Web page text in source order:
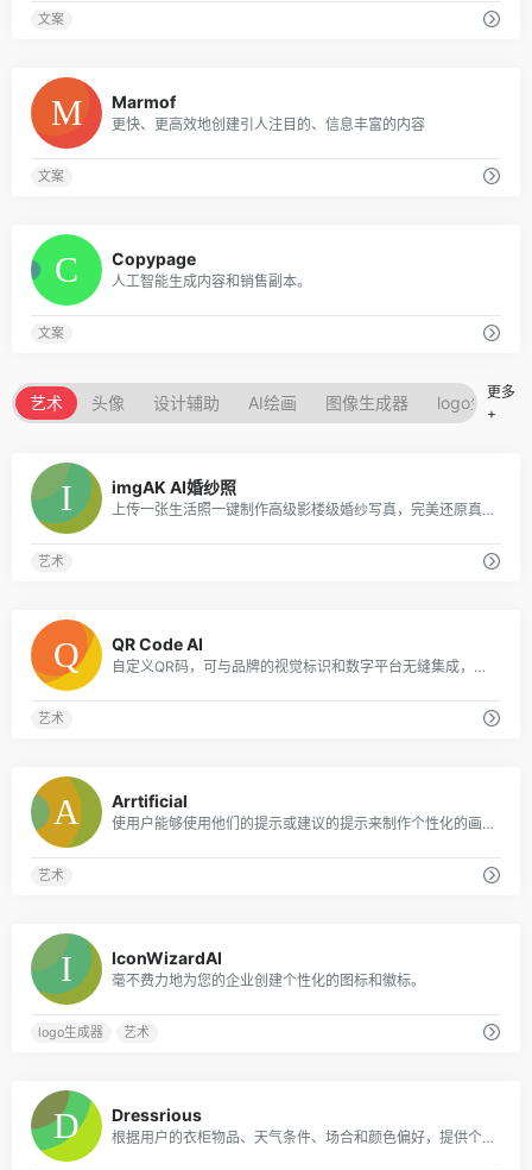
文案
Marmof
更快、更高效地创建引人注目的、信息丰富的内容
文案
Copypage
人工智能生成内容和销售副本。
文案
艺术 头像 设计辅助 AI绘画 图像生成器 logo生成器
更多
+
imgAK AI婚纱照
上传一张生活照一键制作高级影楼级婚纱写真，完美还原真实人脸与肤质。
艺术
QR Code AI
自定义QR码，可与品牌的视觉标识和数字平台无缝集成，从而增强客户参与度和互动性。
艺术
Arrtificial
使用户能够使用他们的提示或建议的提示来制作个性化的画布艺术
艺术
IconWizardAI
毫不费力地为您的企业创建个性化的图标和徽标。
logo生成器 艺术
Dressrious
根据用户的衣柜物品、天气条件、场合和颜色偏好，提供个性化的日常服装推荐。